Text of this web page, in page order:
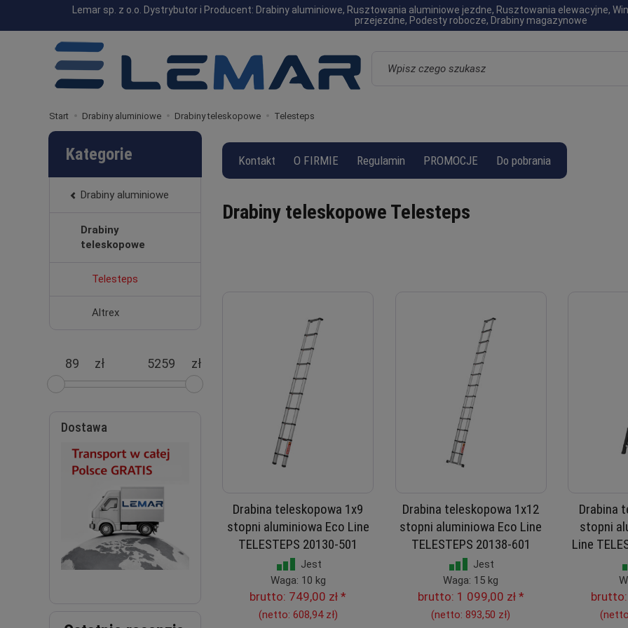
Lemar sp. z o.o. Dystrybutor i Producent: Drabiny aluminiowe, Rusztowania aluminiowe jezdne, Rusztowania elewacyjne,
przejezdne, Podesty robocze, Drabiny magazynowe
Start Drabiny aluminiowe Drabiny teleskopowe Telesteps
Kontakt O FIRMIE Regulamin PROMOCJE Do pobrania
Drabiny teleskopowe Telesteps
Drabina teleskopowa 1x9
stopni aluminiowa Eco Line
TELESTEPS 20130-501
Jest
Waga: 10 kg
brutto: 749,00 zł *
(netto: 608,94 zł)
Drabina teleskopowa 1x12
stopni aluminiowa Eco Line
TELESTEPS 20138-601
Jest
Waga: 15 kg
brutto: 1 099,00 zł*
(netto:893,50 zł)
Drabina
stopni
Line
Kategorie
Drabiny aluminiowe
Drabiny
teleskopowe
Telesteps
Altrex
zł zł
Dostawa